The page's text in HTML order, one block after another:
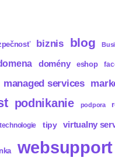
biznis blog
domény eshop
managed services
podnikanie podpora
technologie tipy virtualny
websupport